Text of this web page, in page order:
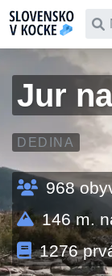
Jur
DEDINA
968
146m.
1276